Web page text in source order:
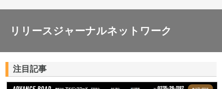
リリースジャーナルネットワーク
注目記事